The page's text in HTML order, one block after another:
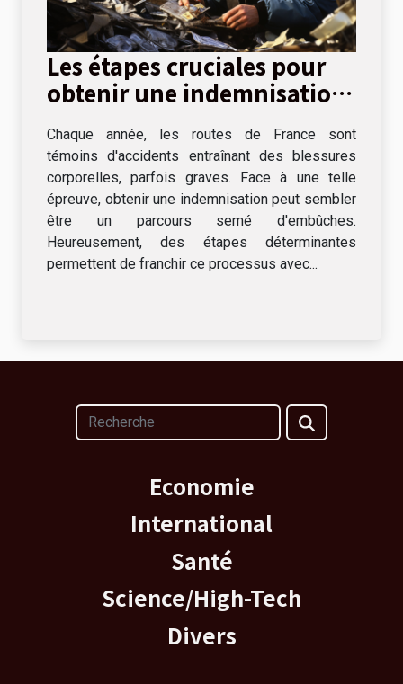
Les étapes cruciales pour
obtenir une indemnisation
route en France
Chaque année, les routes de France sont
témoins d'accidents entraînant des blessures
corporelles, parfois graves. Face à une telle
épreuve, obtenir une indemnisation peut sembler
être un parcours semé d'embûches.
Heureusement, des étapes déterminantes
permettent de franchir ce processus avec...
Economie
International
Santé
Science/High-Tech
Divers